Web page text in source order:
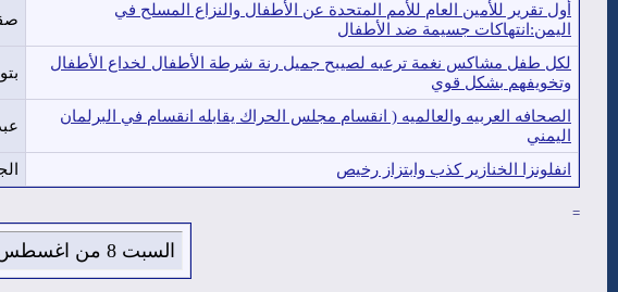
أول تقرير للأمين العام للأمم المتحدة عن الأطفال والنزاع المسلح في
اليمن:انتهاكات جسيمة ضد الأطفال
لكل طفل مشاكس نغمة ترعبه لصيبح جميل رنة شرطة الأطفال لخداع الأطفال
وتخويفهم بشكل قوي
الصحافه العربيه والعالميه ( انقسام مجلس الحراك يقابله انقسام في البرلمان
اليمني
انفلونزا الخنازير كذب وابتزاز رخيص
=
السبت 8 من اغسطس 2026 , الساعة الان 06:42:12 مساءً.